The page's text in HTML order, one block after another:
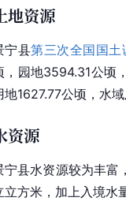
地资源
宁县第三次全国国土
，园地3594.31公顷
地1627.77公顷，水
资源
宁县水资源较为丰富
立方米，加上入境水